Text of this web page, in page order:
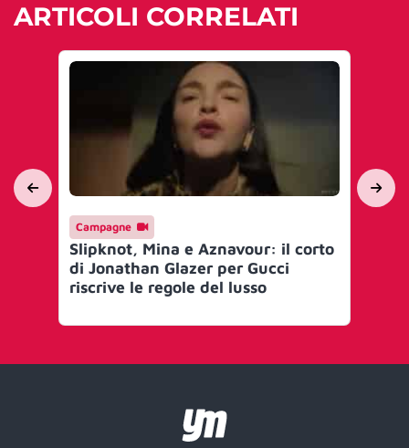
ARTICOLI CORRELATI
Campagne
Slipknot, Mina e Aznavour: il corto
di Jonathan Glazer per Gucci
riscrive le regole del lusso